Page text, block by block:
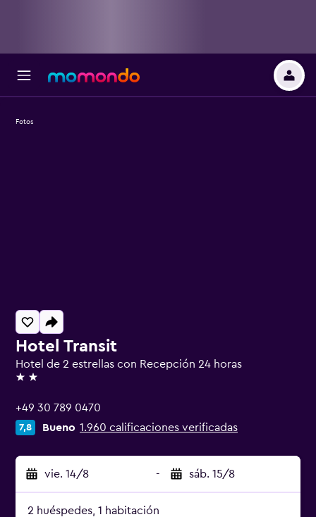
Hotel Transit
Hotel de 2 estrellas con Recepción 24 horas
2 estrellas
+49 30 789 0470
7,8 Bueno 1.960 calificaciones verificadas
vie. 14/8 - sáb. 15/8
2 huéspedes, 1 habitación
Fotos